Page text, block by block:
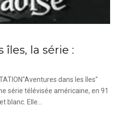
îles, la série :
dans les îles"
série télévisée américaine, en 91
blanc. Elle...